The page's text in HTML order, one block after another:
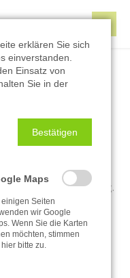
erfolgreich bei uns
seinem weiteren
weiterhin viel Erfolg.
erklären Sie sich
einverstanden.
Einsatz von
Sie in der
Bestätigen
Maps
einigen Seiten
wir Google
Wenn Sie die Karten
möchten, stimmen
bitte zu.